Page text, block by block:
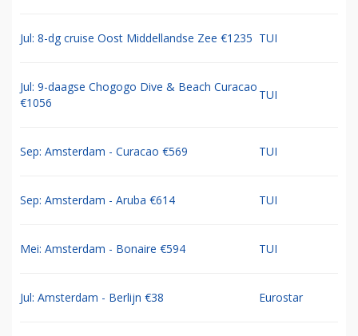
Jul: 8-dg cruise Oost Middellandse Zee €1235 TUI
Jul: 9-daagse Chogogo Dive & Beach Curacao
€1056
TUI
Sep: Amsterdam - Curacao €569 TUI
Sep: Amsterdam - Aruba €614 TUI
Mei: Amsterdam - Bonaire €594 TUI
Jul: Amsterdam - Berlijn €38 Eurostar